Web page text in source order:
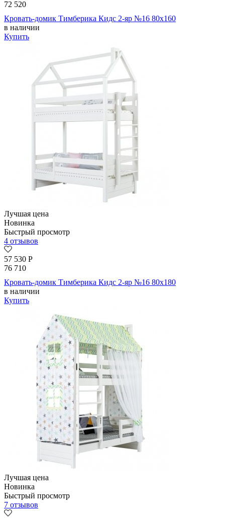
72 520
Кровать-домик Тимберика Кидс 2-яр №16 80х160
в наличии
Купить
Лучшая цена
Новинка
Быстрый просмотр
4 отзывов
57 530 Р
76 710
Кровать-домик Тимберика Кидс 2-яр №16 80х180
в наличии
Купить
Лучшая цена
Новинка
Быстрый просмотр
7 отзывов